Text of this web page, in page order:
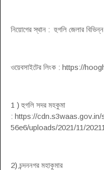
নিয়োগের স্থান : হুগলি জেলার
ওয়েবসাইটের লিংক : https://
1 ) হুগলি সদর মহকুমা
: https://
56e6/uploads/2021/11/
2) চন্দননগর মহাকুমার